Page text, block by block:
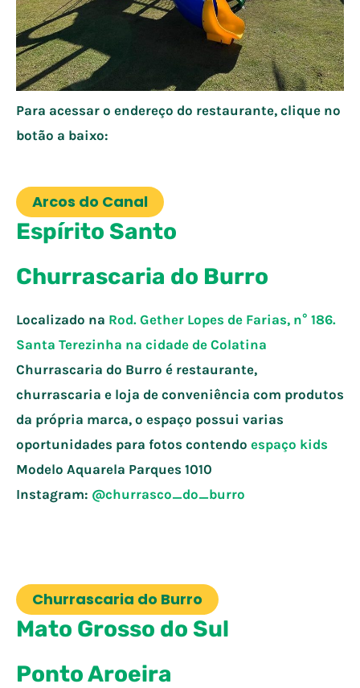
Para acessar o endereço do restaurante, clique no
botão a baixo:
Arcos do Canal
Espírito Santo
Churrascaria do Burro
Localizado na Rod. Gether Lopes de Farias, n° 186.
Santa Terezinha na cidade de Colatina
Churrascaria do Burro é restaurante,
churrascaria e loja de conveniência com produtos
da própria marca, o espaço possui varias
oportunidades para fotos contendo espaço kids
Modelo Aquarela Parques 1010
Instagram: @churrasco_do_burro
Churrascaria do Burro
Mato Grosso do Sul
Ponto Aroeira